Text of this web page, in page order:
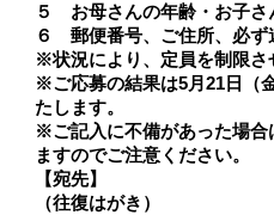
５ お母さんの年齢・お子さ
６ 郵便番号、ご住所、必ず
※状況により、定員を制限さ
※ご応募の結果は5月21日（
たします。
※ご記入に不備があった場合
ますのでご注意ください。
【宛先】
（往復はがき）